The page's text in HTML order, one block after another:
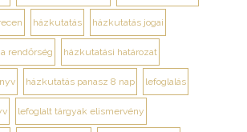
házkutatás házkutatás jogai
rendőrség házkutatási határozat
házkutatás panasz 8 nap lefoglalás
lefoglalt tárgyak elismervény